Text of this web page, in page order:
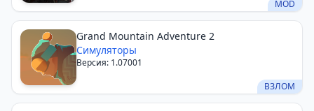
MOD
Grand Mountain Adventure 2
Симуляторы
Версия: 1.07001
ВЗЛОМ